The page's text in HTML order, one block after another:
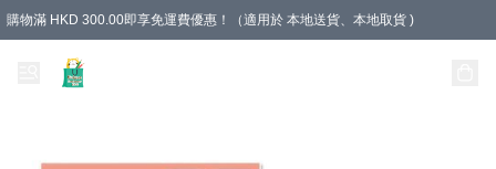
購物滿 HKD 300.00即享免運費優惠！（適用於 本地送貨、本地取貨 )